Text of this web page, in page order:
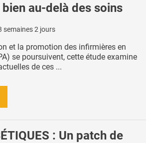
bien au-delà des soins
semaines 2 jours
et la promotion des infirmières en
se poursuivent, cette étude examine
de ces ...
: Un patch de